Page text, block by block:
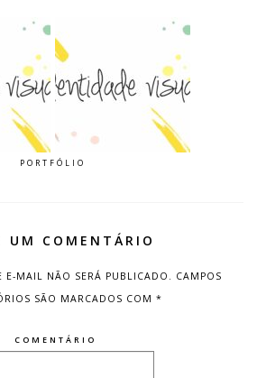
PORTFÓLIO
UM COMENTÁRIO
E-MAIL NÃO SERÁ PUBLICADO. CAMPOS
SÃO MARCADOS COM *
COMENTÁRIO